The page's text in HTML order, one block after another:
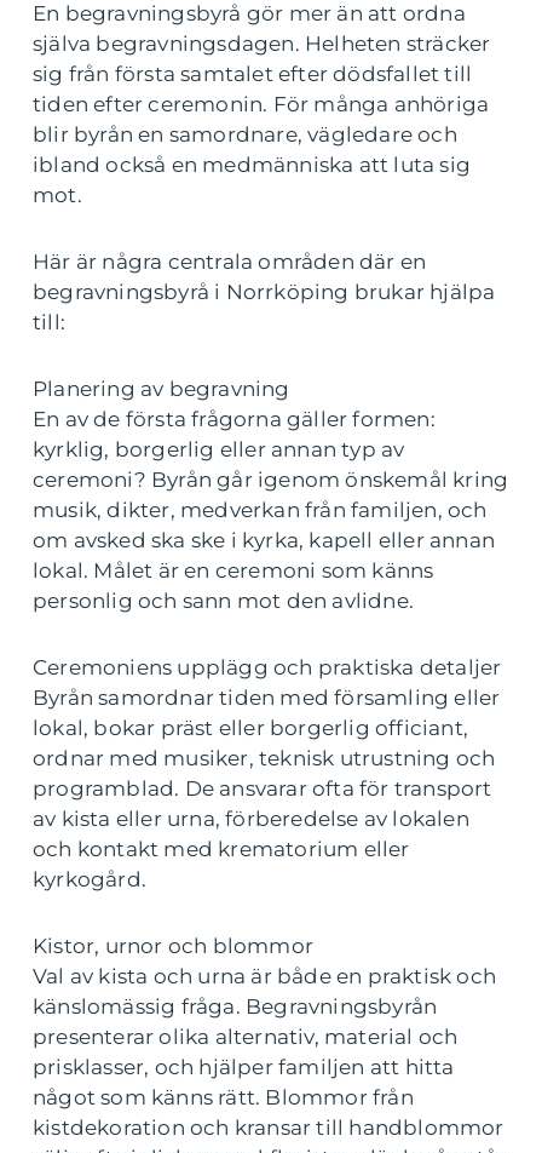
En begravningsbyrå gör mer än att ordna
själva begravningsdagen. Helheten sträcker
sig från första samtalet efter dödsfallet till
tiden efter ceremonin. För många anhöriga
blir byrån en samordnare, vägledare och
ibland också en medmänniska att luta sig
mot.
Här är några centrala områden där en
begravningsbyrå i Norrköping brukar hjälpa
till:
Planering av begravning
En av de första frågorna gäller formen:
kyrklig, borgerlig eller annan typ av
ceremoni? Byrån går igenom önskemål kring
musik, dikter, medverkan från familjen, och
om avsked ska ske i kyrka, kapell eller annan
lokal. Målet är en ceremoni som känns
personlig och sann mot den avlidne.
Ceremoniens upplägg och praktiska detaljer
Byrån samordnar tiden med församling eller
lokal, bokar präst eller borgerlig officiant,
ordnar med musiker, teknisk utrustning och
programblad. De ansvarar ofta för transport
av kista eller urna, förberedelse av lokalen
och kontakt med krematorium eller
kyrkogård.
Kistor, urnor och blommor
Val av kista och urna är både en praktisk och
känslomässig fråga. Begravningsbyrån
presenterar olika alternativ, material och
prisklasser, och hjälper familjen att hitta
något som känns rätt. Blommor från
kistdekoration och kransar till handblommor